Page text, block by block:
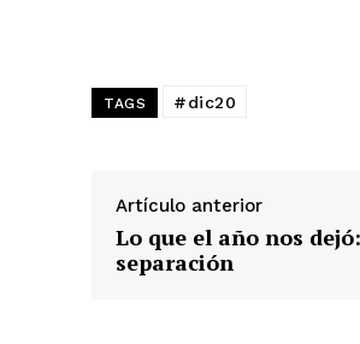
TAGS #dic20
Artículo anterior
Lo que el año nos
separación